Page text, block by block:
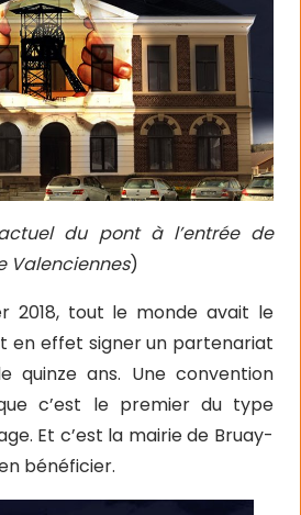
du pont à l’entrée de
Valenciennes)
2018, tout le monde avait le
en effet signer un partenariat
quinze ans. Une convention
c’est le premier du type
Et c’est la mairie de Bruay-
bénéficier.